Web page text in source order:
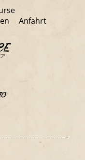
Anfahrt